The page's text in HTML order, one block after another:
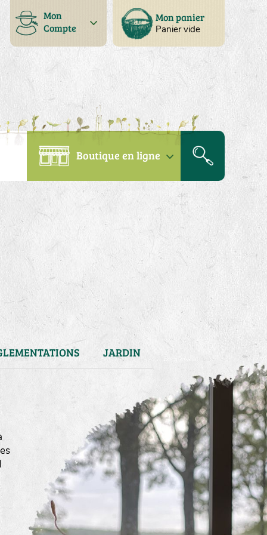
Mon panier
Panier vide
Mon
Compte
Boutique en ligne
JARDIN